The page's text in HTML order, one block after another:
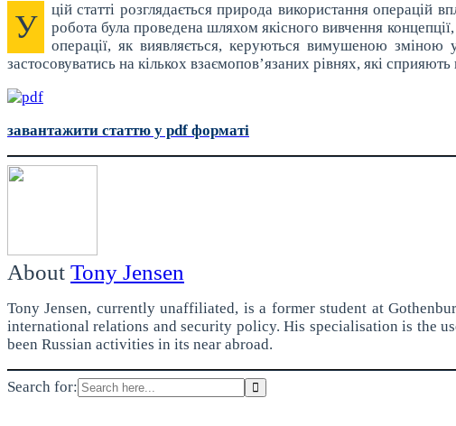
У
цій статті розглядається природа використання
робота була проведена шляхом якісного вивчення
операції, як виявляється, керуються вимушеною
застосовуватись на кількох взаємопов’язаних рівнях, які сприяють
завантажити статтю у pdf форматі
About Tony Jensen
Tony Jensen, currently unaffiliated, is a former student at
international relations and security policy. His specialisation is the
been Russian activities in its near abroad.
Search for: